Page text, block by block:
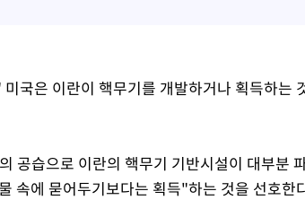
국은 이란이 핵무기를 개발하거나 획득하는
공습으로 이란의 핵무기 기반시설이 대부분
속에 묻어두기보다는 획득"하는 것을 선호한